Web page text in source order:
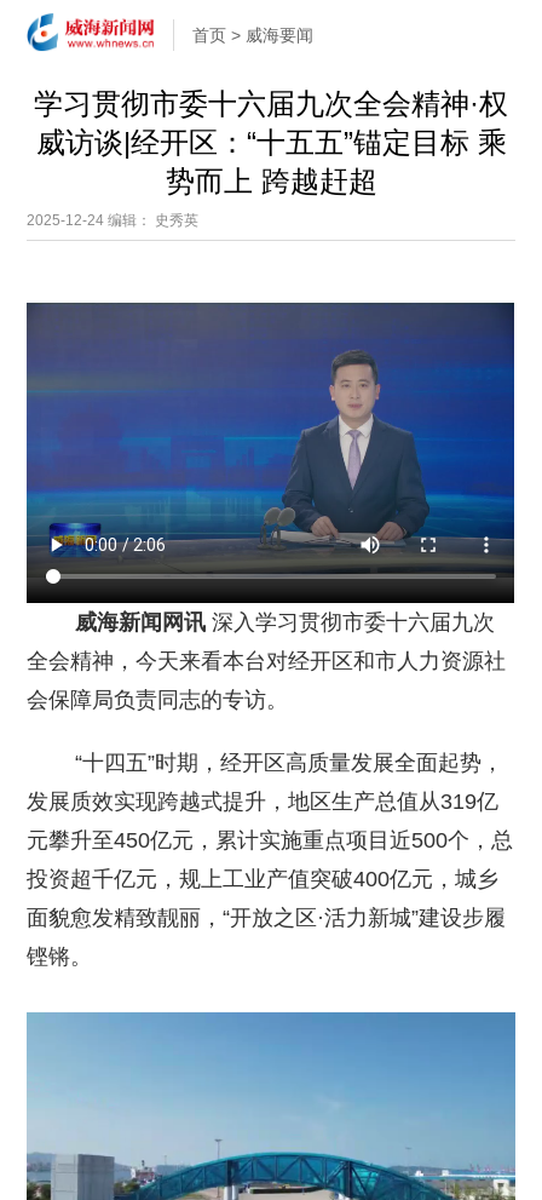
首页 > 威海要闻
学习贯彻市委十六届九次全会精神·权
威访谈|经开区：“十五五”锚定目标 乘
势而上 跨越赶超
2025-12-24编辑： 史秀英
威海新闻网讯深入学习贯彻市委十六届九次
全会精神，今天来看本台对经开区和市人力资源社
会保障局负责同志的专访。
“十四五”时期，经开区高质量发展全面起势，
发展质效实现跨越式提升，地区生产总值从319亿
元攀升至450亿元，累计实施重点项目近500个，总
投资超千亿元，规上工业产值突破400亿元，城乡
面貌愈发精致靓丽，“开放之区·活力新城”建设步履
铿锵。